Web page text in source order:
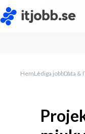
HemLediga jobbData &